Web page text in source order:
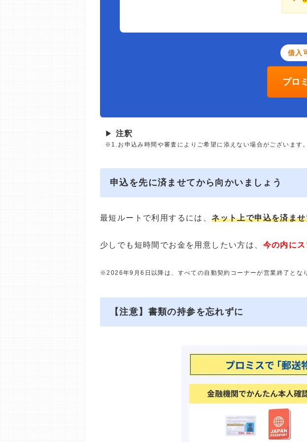
借入
プロ
▶ 注釈
※1.お申込み時間や審査によりご希望に添えない場合がございます。
申込を先に済ませてから向かいましょう
最短ルートで利用するには、ネット上で申込を済ま
少しでも短時間でお金を用意したい方は、 今の内に
※2026年9月6日以降は、すべての自動契約コーナーが営業終了とな
【注意】書類の持参を忘れずに